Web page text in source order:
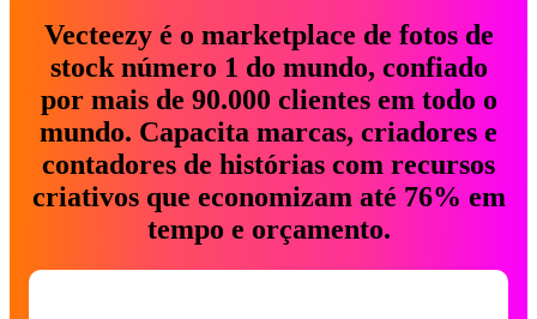
Vecteezy é o marketplace de fotos de
stock número 1 do mundo, confiado
por mais de 90.000 clientes em todo o
mundo. Capacita marcas, criadores e
contadores de histórias com recursos
criativos que economizam até 76% em
tempo e orçamento.